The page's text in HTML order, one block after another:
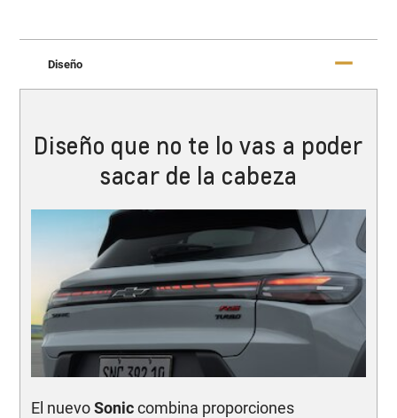
Diseño
Diseño que no te lo vas a poder
sacar de la cabeza
El nuevoSoniccombina proporciones